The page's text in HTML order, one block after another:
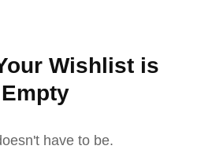
Wishlist is
Empty
have to be.